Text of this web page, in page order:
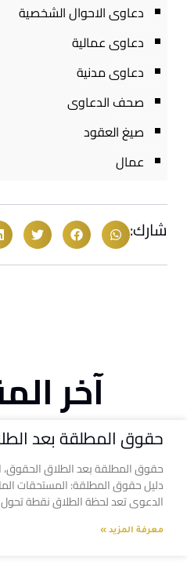
دعاوى الاحوال الشخصية
دعاوى عمالية
دعاوى مدنية
صحف الدعاوى
صيغ العقود
عمال
شارك:
آخر
حقوق المطلقة بعد
حقوق المطلقة بعد الطلاق الحقوق،
دليل حقوق المطلقة: المستحقات
الدعوى تعد لحظة الطلاق نقطة
معرفة المزيد »